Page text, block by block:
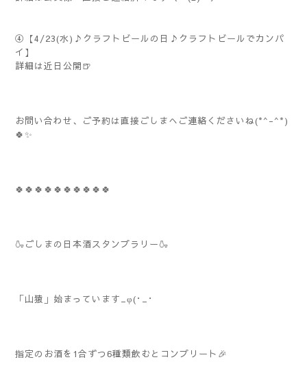
④【4/23(水)♪クラフトビールの日♪クラフトビールでカンパ
イ】
詳細は近日公開🍺
お問い合わせ、ご予約は直接ごしまへご連絡くださいね(*^-^*)
🍀✨
🍀🍀🍀🍀🍀🍀🍀🍀🍀🍀
🍶ごしまの日本酒スタンプラリー🍶
「山猿」始まっています_φ(･_･
指定のお酒を1合ずつ6種類飲むとコンプリート🎉